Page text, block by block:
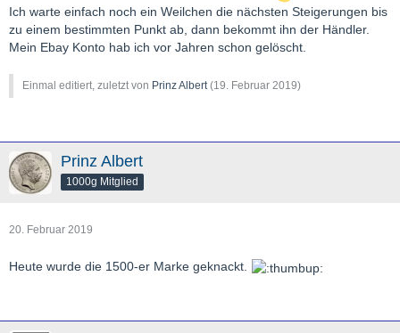
Ich warte einfach noch ein Weilchen die nächsten Steigerungen bis
zu einem bestimmten Punkt ab, dann bekommt ihn der Händler.
Mein Ebay Konto hab ich vor Jahren schon gelöscht.
Einmal editiert, zuletzt von Prinz Albert(19. Februar 2019)
Prinz Albert
1000g Mitglied
20. Februar 2019
Heute wurde die 1500-er Marke geknackt.